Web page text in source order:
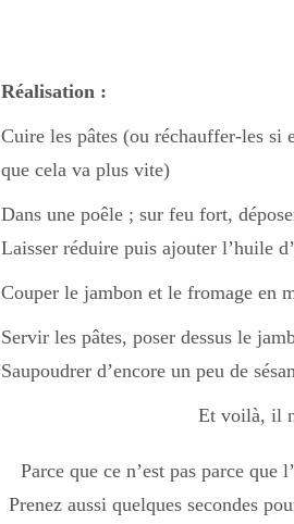
Réalisation :
Cuire les pâtes (ou réchauffer-les
que cela va plus vite)
Dans une poêle ; sur feu fort,
Laisser réduire puis ajouter l’huile
Couper le jambon et le fromage en
Servir les pâtes, poser dessus le
Saupoudrer d’encore un peu de
Et voilà, il
Parce que ce n’est pas parce
Prenez aussi quelques secondes